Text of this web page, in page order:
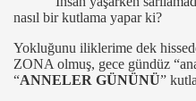
nasıl bir kutlama yapar ki?
Yokluğunu iliklerime dek
ZONA olmuş, gece gündüz
“ANNELER GÜNÜNÜ”
en Yoğun)